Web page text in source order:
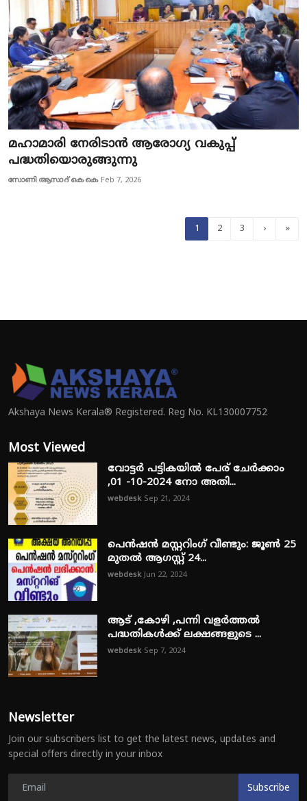
മഹാമാരി നേരിടാന്‍ ആരോഗ്യ വകുപ്പ്
പദ്ധതിയൊരുങ്ങുന്നു
സോണി ആസാദ് കെ കെ Feb 7, 2026
1 2 3 › »
Akshaya News Kerala® Registered. Reg No. KL130007752
Most Viewed
വോട്ടർ പട്ടികയിൽ പേര് ചേർക്കാം
,01 -10-2024 നോ അതി...
webdesk Sep 21, 2024
പെൻഷൻ മസ്റ്ററിംഗ് വീണ്ടും: ജൂൺ 25
മുതൽ ആഗസ്റ്റ് 24...
webdesk Jun 22, 2024
ആട് ,കോഴി ,പന്നി വളർത്തൽ
പദ്ധതികൾക്ക് ലക്ഷങ്ങളുടെ ...
webdesk Sep 7, 2024
Newsletter
Join our subscribers list to get the latest news, updates and
special offers directly in your inbox
Subscribe